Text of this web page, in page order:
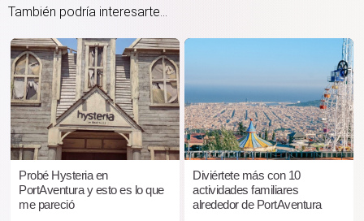
También podría interesarte...
Probé Hysteria en
PortAventura y esto es lo que
me pareció
Diviértete más con 10
actividades familiares
alrededor de PortAventura